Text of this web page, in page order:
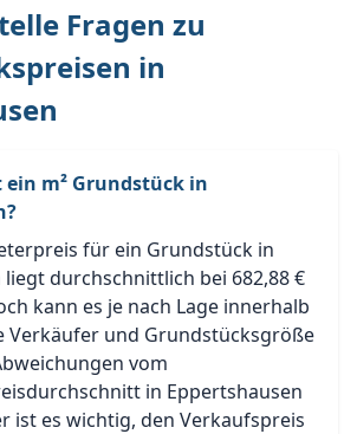
Fragen zu
in
m² Grundstück in
für ein Grundstück in
durchschnittlich bei 682,88 €
kann es je nach Lage innerhalb
Verkäufer und Grundstücksgröße
vom
in Eppertshausen
ist es wichtig, den Verkaufspreis